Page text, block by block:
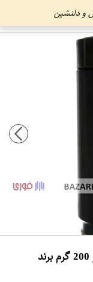
و دلنشین
قهوه فوری مدل MEDIUM ROAST مقدار 200 گرم برند